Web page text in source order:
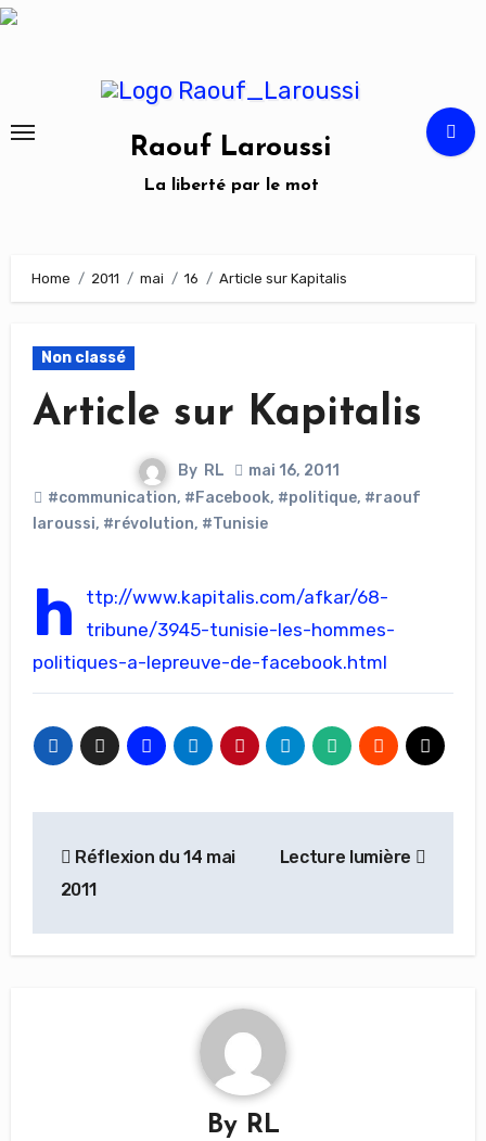
Skip
Raouf Laroussi
La liberté par le mot
Home 2011 mai 16 Article sur Kapitalis
Non classé
Article sur Kapitalis
By RL
mai 16, 2011
#communication, #Facebook, #politique, #raouf
laroussi, #révolution, #Tunisie
h
ttp://www.kapitalis.com/afkar/68-
tribune/3945-tunisie-les-hommes-
politiques-a-lepreuve-de-facebook.html
de
Réflexion du 14 mai
2011
Lecture lumière
By RL